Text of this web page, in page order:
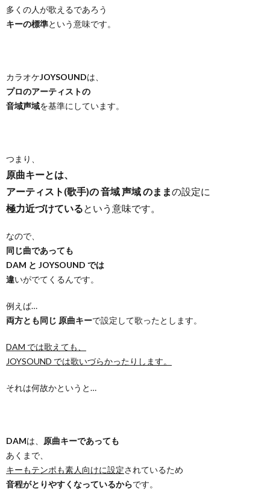
多くの人が歌えるであろう
キーの標準という意味です。
カラオケJOYSOUNDは、
プロのアーティストの
音域声域を基準にしています。
つまり、
原曲キーとは、
アーティスト(歌手)の 音域 声域 のままの設定に
極力近づけている という意味です。
なので、
同じ曲であっても
DAM と JOYSOUND では
違いがでてくるんです。
例えば…
両方とも同じ 原曲キーで設定して歌ったとします。
DAM では歌えても、
JOYSOUND では歌いづらかったりします。
それは何故かというと…
DAMは、 原曲キーであっても
あくまで、
キーもテンポも素人向けに設定されているため
音程がとりやすくなっているからです。